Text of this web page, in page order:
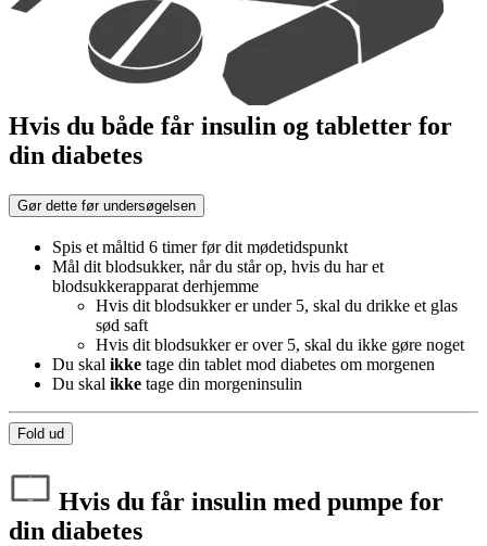
Hvis du både får insulin og tabletter for
din diabetes
Gør dette før undersøgelsen
Spis et måltid 6 timer før dit mødetidspunkt
Mål dit blodsukker, når du står op, hvis du har et
blodsukkerapparat derhjemme
Hvis dit blodsukker er under 5, skal du drikke et glas
sød saft
Hvis dit blodsukker er over 5, skal du ikke gøre noget
Du skal ikke tage din tablet mod diabetes om morgenen
Du skal ikke tage din morgeninsulin
Fold ud
Hvis du får insulin med pumpe for
din diabetes